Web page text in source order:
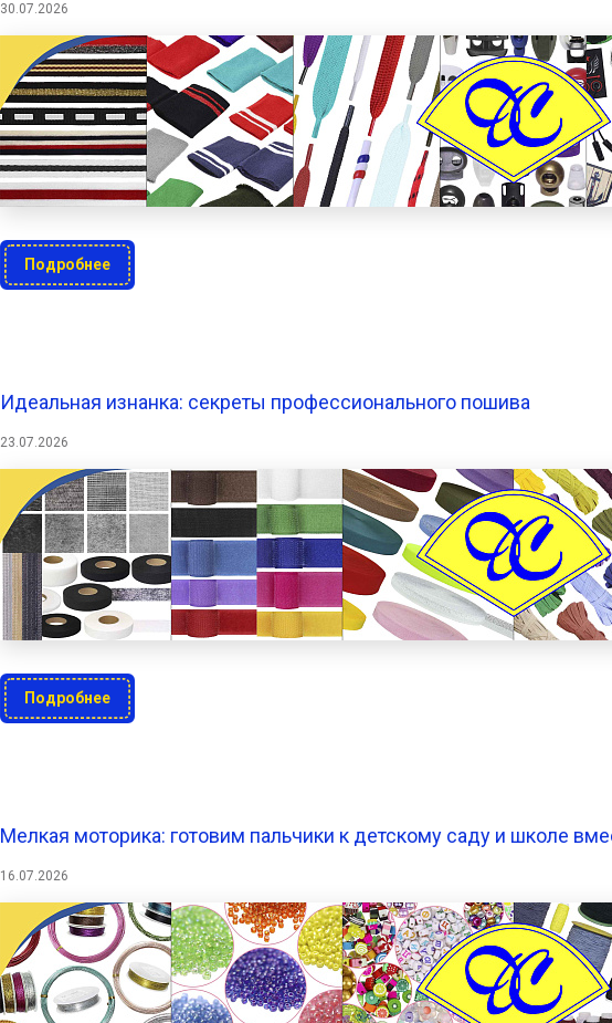
30.07.2026
Подробнее
Идеальная изнанка: секреты профессионального пошива
23.07.2026
Подробнее
Мелкая моторика: готовим пальчики к детскому саду и школе
16.07.2026